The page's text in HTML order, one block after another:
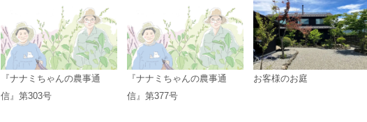
『ナナミちゃんの農事通
信』第303号
『ナナミちゃんの農事通
信』第377号
お客様のお庭